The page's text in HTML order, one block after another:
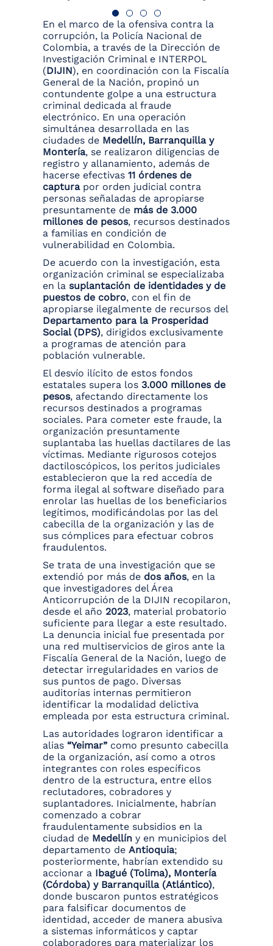
En el marco de la ofensiva contra la
corrupción, la Policía Nacional de
Colombia, a través de la Dirección de
Investigación Criminal e INTERPOL
(DIJIN), en coordinación con la Fiscalía
General de la Nación, propinó un
contundente golpe a una estructura
criminal dedicada al fraude
electrónico. En una operación
simultánea desarrollada en las
ciudades de Medellín, Barranquilla y
Montería, se realizaron diligencias de
registro y allanamiento, además de
hacerse efectivas 11 órdenes de
capturapor orden judicial contra
personas señaladas de apropiarse
presuntamente de más de 3.000
millones de pesos, recursos destinados
a familias en condición de
vulnerabilidad en Colombia.
De acuerdo con la investigación, esta
organización criminal se especializaba
en la suplantación de identidades y de
puestos de cobro, con el fin de
apropiarse ilegalmente de recursos del
Departamento para la Prosperidad
Social (DPS), dirigidos exclusivamente
a programas de atención para
población vulnerable.
El desvío ilícito de estos fondos
estatales supera los 3.000 millones de
pesos, afectando directamente los
recursos destinados a programas
sociales. Para cometer este fraude, la
organización presuntamente
suplantaba las huellas dactilares de las
víctimas. Mediante rigurosos cotejos
dactiloscópicos, los peritos judiciales
establecieron que la red accedía de
forma ilegal al software diseñado para
enrolar las huellas de los beneficiarios
legítimos, modificándolas por las del
cabecilla de la organización y las de
sus cómplices para efectuar cobros
fraudulentos.
Se trata de una investigación que se
extendió por más de dos años, en la
que investigadores del Área
Anticorrupción de la DIJIN recopilaron,
desde el año 2023, material probatorio
suficiente para llegar a este resultado.
La denuncia inicial fue presentada por
una red multiservicios de giros ante la
Fiscalía General de la Nación, luego de
detectar irregularidades en varios de
sus puntos de pago. Diversas
auditorías internas permitieron
identificar la modalidad delictiva
empleada por esta estructura criminal.
Las autoridades lograron identificar a
alias “Yeimar” como presunto cabecilla
de la organización, así como a otros
integrantes con roles específicos
dentro de la estructura, entre ellos
reclutadores, cobradores y
suplantadores. Inicialmente, habrían
comenzado a cobrar
fraudulentamente subsidios en la
ciudad de Medellín y en municipios del
departamento de Antioquia;
posteriormente, habrían extendido su
accionar a Ibagué (Tolima), Montería
(Córdoba) y Barranquilla (Atlántico),
donde buscaron puntos estratégicos
para falsificar documentos de
identidad, acceder de manera abusiva
a sistemas informáticos y captar
colaboradores para materializar los